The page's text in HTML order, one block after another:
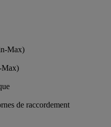
Max)
Max)
de raccordement